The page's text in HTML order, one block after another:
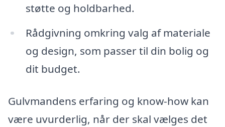
støtte og holdbarhed.
Rådgivning omkring valg af materiale
og design, som passer til din bolig og
dit budget.
Gulvmandens erfaring og know-how kan
være uvurderlig, når der skal vælges det